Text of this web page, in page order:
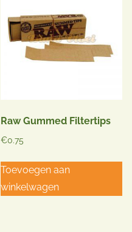
Raw Gummed Filtertips
€0.75
Toevoegen aan
winkelwagen